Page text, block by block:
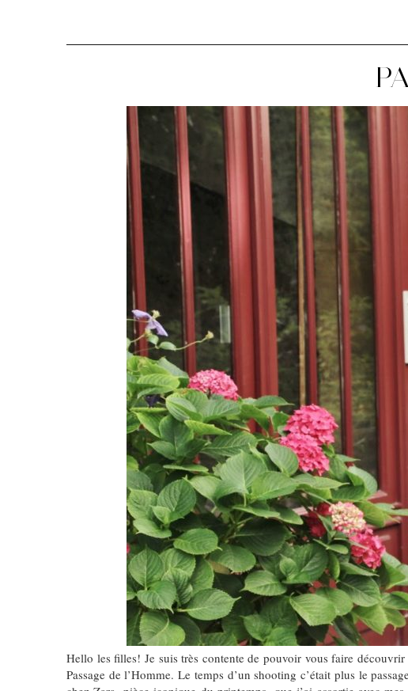
Hello les filles! Je suis très contente de pouvoir vous faire
Passage de l’Homme. Le temps d’un shooting c’était plus le